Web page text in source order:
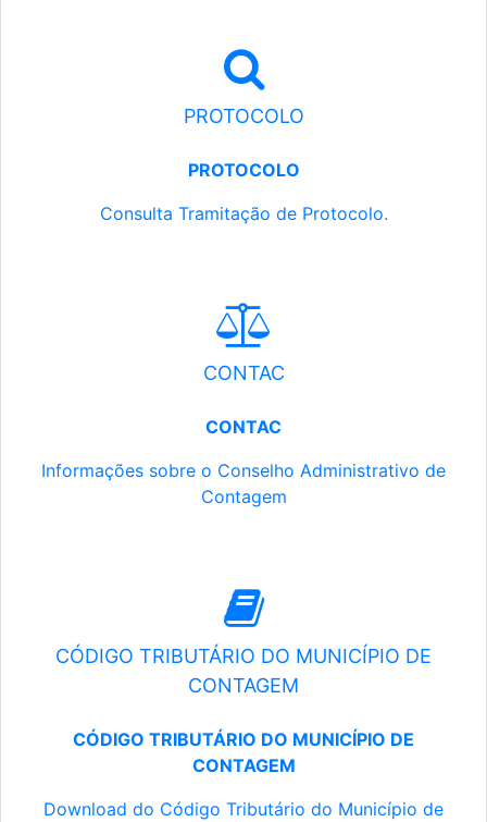
PROTOCOLO
PROTOCOLO
Consulta Tramitação de Protocolo.
CONTAC
CONTAC
Informações sobre o Conselho Administrativo de
Contagem
CÓDIGO TRIBUTÁRIO DO MUNICÍPIO DE
CONTAGEM
CÓDIGO TRIBUTÁRIO DO MUNICÍPIO DE
CONTAGEM
Download do Código Tributário do Município de